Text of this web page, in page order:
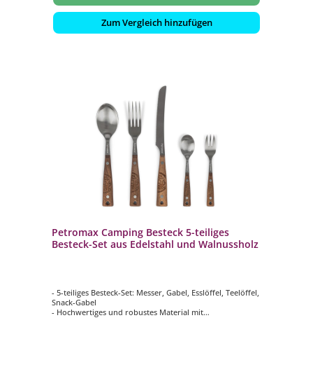
Zum Vergleich hinzufügen
Petromax Camping Besteck 5-teiliges
Besteck-Set aus Edelstahl und Walnussholz
- 5-teiliges Besteck-Set: Messer, Gabel, Esslöffel, Teelöffel,
Snack-Gabel
- Hochwertiges und robustes Material mit